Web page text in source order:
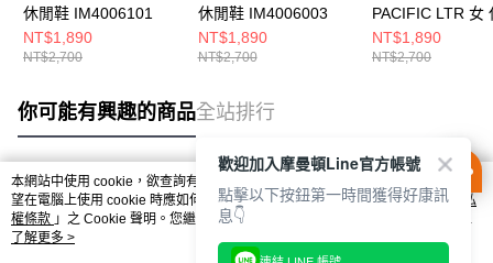
休閒鞋 IM4006101
NT$1,890
NT$2,700
休閒鞋 IM4006003
NT$1,890
NT$2,700
PACIFIC LTR 女
鞋 HV6430002
NT$1,890
NT$2,700
你可能有興趣的商品全站排行
熱門標籤
本網站中使用 cookie，欲查詢有關本網站使用 cookie 方式之詳情，及若您不希
望在電腦上使用 cookie 時應如何變更電腦的 cookie 設定，請參閱本網站「
隱私
權條款 」之 Cookie 聲明。您繼續使用本網站即表示您同意本公司得按本網站使
用條款之 Cookie 聲明使用 cookie。
了解更多 >
歡迎加入摩曼頓Line官方帳號
點擊以下按鈕第一時間獲得好康訊
息👇